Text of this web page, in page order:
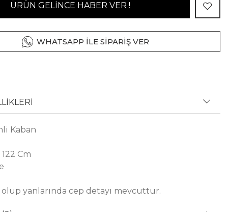
ÜRÜN GELİNCE HABER VER !
WHATSAPP İLE SİPARİŞ VER
Kaban
Cm
olup yanlarında cep detayı mevcuttur.